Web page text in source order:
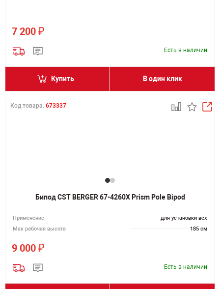
7 200 ₽
Есть в наличии
Купить В один клик
Код товара: 673337
Бипод CST BERGER 67-4260X Prism Pole Bipod
Применение
для установки вех
Мах рабочая высота
185 см
9 000 ₽
Есть в наличии